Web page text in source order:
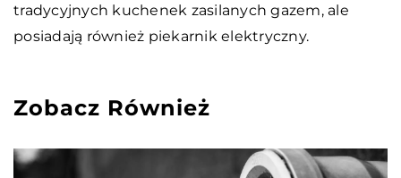
tradycyjnych kuchenek zasilanych gazem, ale
posiadają również piekarnik elektryczny.
Zobacz Również